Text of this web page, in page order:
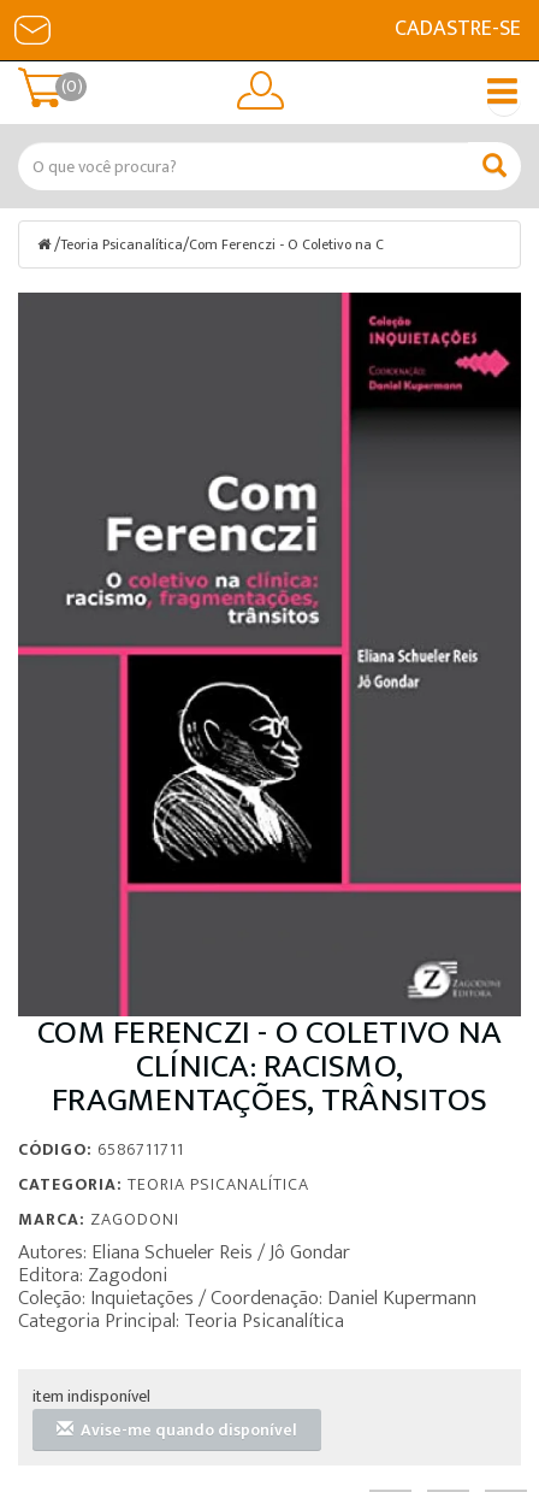
CADASTRE-SE
(0)
/Teoria Psicanalítica/Com Ferenczi - O Coletivo na C
COM FERENCZI - O COLETIVO NA
CLÍNICA: RACISMO,
FRAGMENTAÇÕES, TRÂNSITOS
CÓDIGO: 6586711711
CATEGORIA: TEORIA PSICANALÍTICA
MARCA: ZAGODONI
Autores: Eliana Schueler Reis / Jô Gondar
Editora: Zagodoni
Coleção: Inquietações / Coordenação: Daniel Kupermann
Categoria Principal: Teoria Psicanalítica
item indisponível
Avise-me quando disponível